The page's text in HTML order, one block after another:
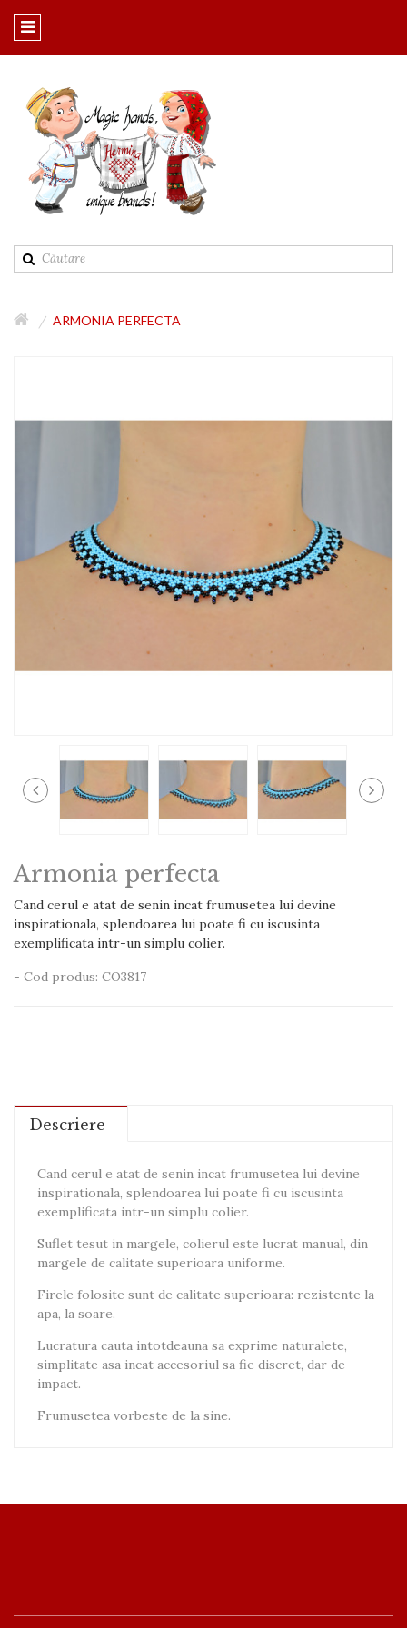
ARMONIA PERFECTA
Armonia perfecta
Cand cerul e atat de senin incat frumusetea lui devine
inspirationala, splendoarea lui poate fi cu iscusinta
exemplificata intr-un simplu colier.
- Cod produs: CO3817
Descriere
Cand cerul e atat de senin incat frumusetea lui devine
inspirationala, splendoarea lui poate fi cu iscusinta
exemplificata intr-un simplu colier.
Suflet tesut in margele, colierul este lucrat manual, din
margele de calitate superioara uniforme.
Firele folosite sunt de calitate superioara: rezistente la
apa, la soare.
Lucratura cauta intotdeauna sa exprime naturalete,
simplitate asa incat accesoriul sa fie discret, dar de
impact.
Frumusetea vorbeste de la sine.